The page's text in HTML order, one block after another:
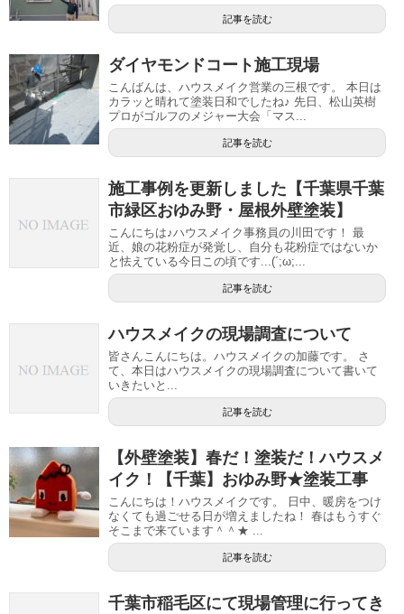
記事を読む
ダイヤモンドコート施工現場
こんばんは、ハウスメイク営業の三根です。 本日は
カラッと晴れて塗装日和でしたね♪ 先日、松山英樹
プロがゴルフのメジャー大会「マス...
記事を読む
施工事例を更新しました【千葉県千葉
市緑区おゆみ野・屋根外壁塗装】
こんにちは♪ハウスメイク事務員の川田です！ 最
近、娘の花粉症が発覚し、自分も花粉症ではないか
と怯えている今日この頃です...(´;ω;...
記事を読む
ハウスメイクの現場調査について
皆さんこんにちは。ハウスメイクの加藤です。 さ
て、本日はハウスメイクの現場調査について書いて
いきたいと...
記事を読む
【外壁塗装】春だ！塗装だ！ハウスメ
イク！【千葉】おゆみ野★塗装工事
こんにちは！ハウスメイクです。 日中、暖房をつけ
なくても過ごせる日が増えましたね！ 春はもうすぐ
そこまで来ています＾＾★ ...
記事を読む
千葉市稲毛区にて現場管理に行ってき